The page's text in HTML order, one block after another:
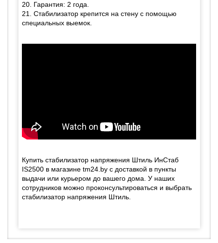
20. Гарантия: 2 года.
21. Стабилизатор крепится на стену с помощью
специальных выемок.
Купить стабилизатор напряжения Штиль ИнСтаб
IS2500 в магазине tm24.by с доставкой в пункты
выдачи или курьером до вашего дома. У наших
сотрудников можно проконсультироваться и выбрать
стабилизатор напряжения Штиль.